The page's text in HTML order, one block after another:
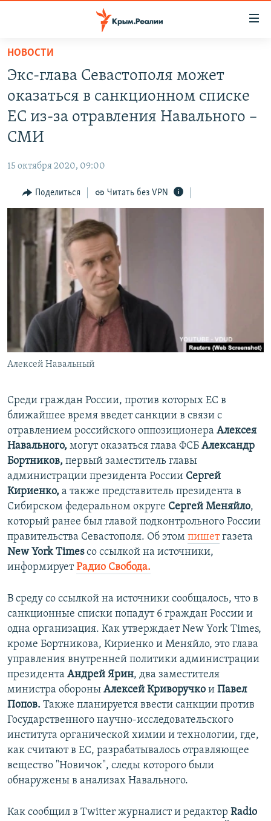
Вернуться
основному
содержанию
Вернутся
главной
Вернутся
поиску
ГРУЗ 200
КАРТА ВОЕННЫХ ОБЪЕКТОВ КРЫМА
ВОДА
ИСТОРИЯ
ИНТЕРАКТИВ
ИНФОГРАФИКА
ТЕЛЕПРОЕКТ КРЫМ.РЕАЛИИ
СОВЕТЫ ПРАВОЗАЩИТНИКОВ
ПРОПАВШИЕ БЕЗ ВЕСТИ
ПОБЕДИТЕЛЕЙ НЕ СУДЯТ?
КРЫМ.НЕПОКОРЕННЫЙ
ELIFBE
УКРАИНСКАЯ ПРОБЛЕМА КРЫМА
РАДІО СВОБОДА
КАК ОБОЙТИ БЛОКИРОВКУ
Українською
Qırımtatar
ПРИСОЕДИНЯЙТЕСЬ!
Все сайты RFE/RL
НОВОСТИ
Экс-глава Севастополя может
оказаться в санкционном списке
ЕС из-за отравления Навального –
СМИ
15 октября 2020, 09:00
Поделиться Читать без VPN
Алексей Навальный
Среди граждан России, против которых ЕС в
ближайшее время введет санкции в связи с
отравлением российского оппозиционера Алексея
Навального, могут оказаться глава ФСБ Александр
Бортников, первый заместитель главы
администрации президента России Сергей
Кириенко, а также представитель президента в
Сибирском федеральном округе Сергей Меняйло,
который ранее был главой подконтрольного России
правительства Севастополя​. Об этом пишетгазета
New York Timesсо ссылкой на источники,
информируетРадио Свобода.
В среду со ссылкой на источники сообщалось, что в
санкционные списки попадут 6 граждан России и
одна организация. Как утверждает New York Times,
кроме Бортникова, Кириенко и Меняйло, это глава
управления внутренней политики администрации
президента Андрей Ярин, два заместителя
министра обороны Алексей Криворучко и Павел
Попов. Также планируется ввести санкции против
Государственного научно-исследовательского
института органической химии и технологии, где,
как считают в ЕС, разрабатывалось отравляющее
вещество "Новичок", следы которого были
обнаружены в анализах Навального.
Как сообщил в Twitter журналист и редактор Radio